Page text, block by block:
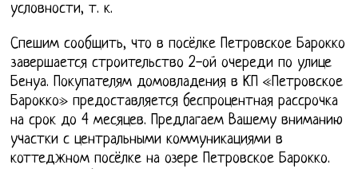
условности, т. к.
Спешим сообщить, что в посёлке Петровское Барокко
завершается строительство 2-ой очереди по улице
Бенуа. Покупателям домовладения в КП «Петровское
Барокко» предоставляется беспроцентная рассрочка
на срок до 4 месяцев. Предлагаем Вашему вниманию
участки с центральными коммуникациями в
коттеджном посёлке на озере Петровское Барокко.